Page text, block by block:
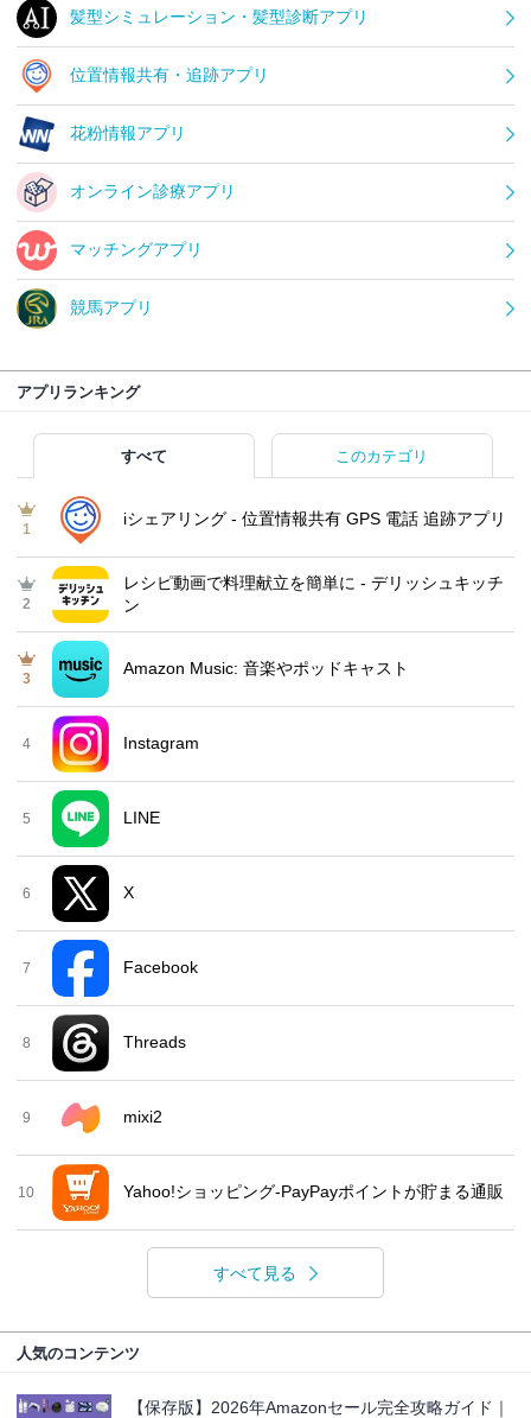
髪型シミュレーション・髪型診断アプリ
位置情報共有・追跡アプリ
花粉情報アプリ
オンライン診療アプリ
マッチングアプリ
競馬アプリ
アプリランキング
すべて このカテゴリ
1
iシェアリング - 位置情報共有 GPS 電話 追跡アプリ
2
レシピ動画で料理献立を簡単‪に - デリッシュキッチ
ン
3
Amazon Music: 音楽やポッドキャスト
4 Instagram
5 LINE
6 X
7 Facebook
8 Threads
9 mixi2
10 Yahoo!ショッピング-PayPayポイントが貯まる通販
すべて見る
人気のコンテンツ
【保存版】2026年Amazonセール完全攻略ガイド｜